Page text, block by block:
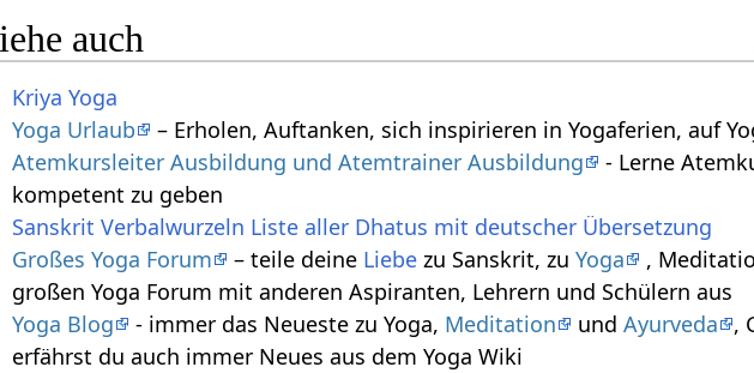
auch
Kriya Yoga
Yoga Urlaub
– Erholen, Auftanken, sich inspirieren in Yogaferien, auf
Atemkursleiter Ausbildung und Atemtrainer Ausbildung
- Lerne
kompetent zu geben
Sanskrit Verbalwurzeln Liste aller Dhatus mit deutscher Übersetzung
Großes Yoga Forum
– teile deine Liebe zu Sanskrit, zuYoga
,
großen Yoga Forum mit anderen Aspiranten, Lehrern und Schülern aus
Yoga Blog
- immer das Neueste zu Yoga, Meditation undAyurveda ,
erfährst du auch immer Neues aus dem Yoga Wiki